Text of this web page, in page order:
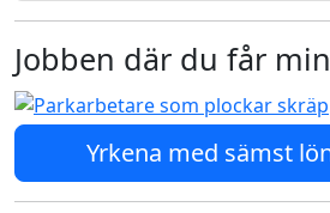
Jobben där du får
Yrkena med sämst